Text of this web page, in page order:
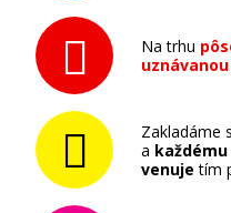
Originálna náplň
Na trhu
Zakladáme
a
venuje tím